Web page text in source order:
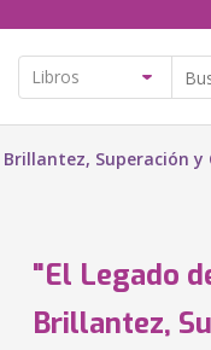
Brillantez, Superación
"El Legado
Brillantez,